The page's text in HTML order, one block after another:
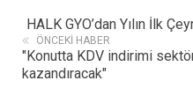
HALK GYO’dan Yılın İlk
ÖNCEKI HABER
"Konutta KDV indirimi
kazandıracak"